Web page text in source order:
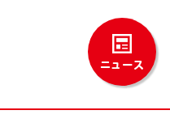
ニュース